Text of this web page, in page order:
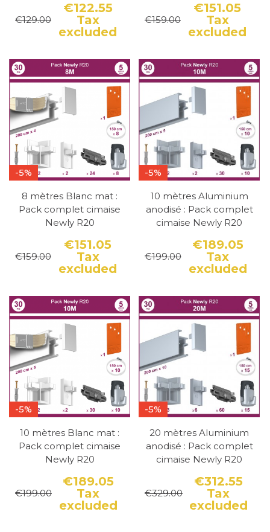
Price
€122.55
Tax
excluded
Regular price
€129.00
€151.05
Tax
excluded
€159.00
-5%
8 mètres Blanc mat :
Pack complet cimaise
Newly R20
Price
€151.05
Tax
excluded
Regular price
€159.00
-5%
10 mètres Aluminium
anodisé : Pack complet
cimaise Newly R20
€189.05
Tax
excluded
€199.00
-5%
10 mètres Blanc mat :
Pack complet cimaise
Newly R20
Price
€189.05
Tax
excluded
Regular price
€199.00
-5%
20 mètres Aluminium
anodisé : Pack complet
cimaise Newly R20
€312.55
Tax
excluded
€329.00